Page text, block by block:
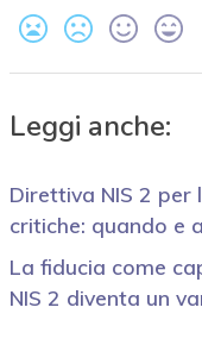
Leggi anche:
Direttiva NIS 2
critiche: quando e
La fiducia come
NIS 2 diventa un